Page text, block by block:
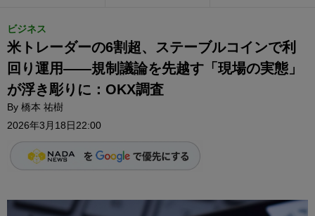
ビジネス
米トレーダーの6割超、ステーブルコインで利
回り運用——規制議論を先越す「現場の実態」
が浮き彫りに：OKX調査
By 橋本 祐樹
2026年3月18日22:00